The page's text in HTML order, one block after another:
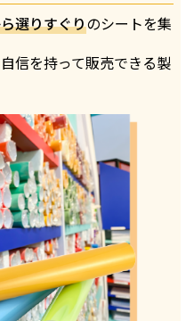
選りすぐりのシートを集
信を持って販売できる製